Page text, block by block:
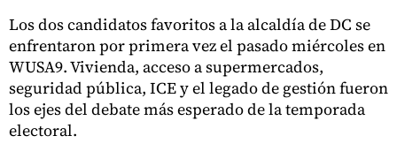
Los dos candidatos favoritos a la alcaldía de DC se
enfrentaron por primera vez el pasado miércoles en
WUSA9. Vivienda, acceso a supermercados,
seguridad pública, ICE y el legado de gestión fueron
los ejes del debate más esperado de la temporada
electoral.